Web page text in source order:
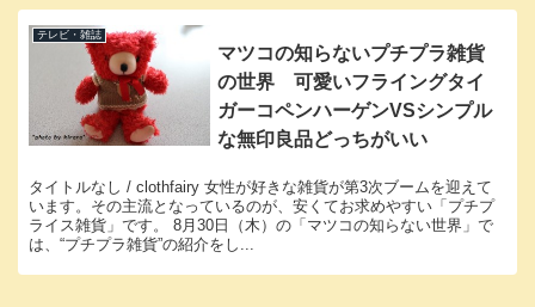
テレビ・雑誌
マツコの知らないプチプラ雑貨
の世界 可愛いフライングタイ
ガーコペンハーゲンVSシンプル
な無印良品どっちがいい
タイトルなし / clothfairy 女性が好きな雑貨が第3次ブームを迎えて
います。その主流となっているのが、安くてお求めやすい「プチプ
ライス雑貨」です。 8月30日（木）の「マツコの知らない世界」で
は、“プチプラ雑貨”の紹介をし...